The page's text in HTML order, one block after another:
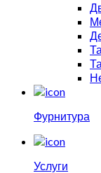
Фурнитура
Услуги